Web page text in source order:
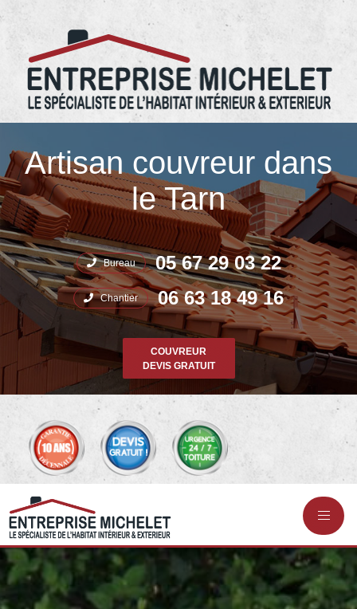
05.67.29.03.22 Entreprise Michelet
Artisan couvreur dans
le Tarn
Bureau 05 67 29 03 22
Chantier 06 63 18 49 16
COUVREUR
DEVIS GRATUIT